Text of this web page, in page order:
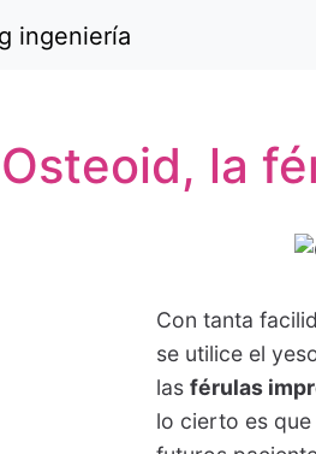
Osteoid, la
Con tanta
se utilice el
las férulas
lo cierto es